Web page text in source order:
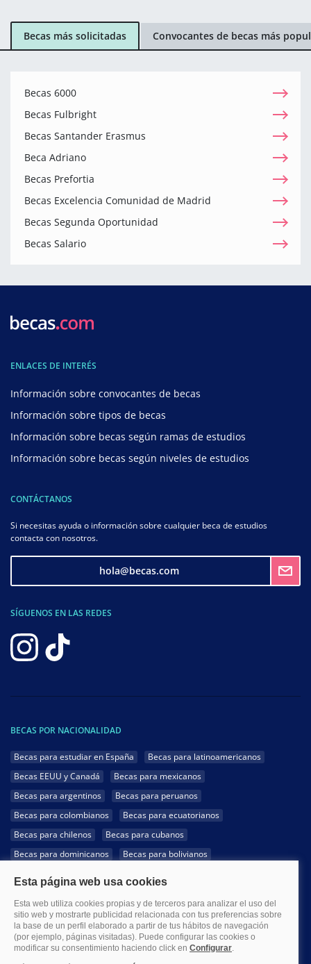
Becas más solicitadas Convocantes de becas más
Becas 6000
Becas Fulbright
Becas Santander Erasmus
Beca Adriano
Becas Prefortia
Becas Excelencia Comunidad de Madrid
Becas Segunda Oportunidad
Becas Salario
ENLACES DE INTERÉS
Información sobre convocantes de becas
Información sobre tipos de becas
Información sobre becas según ramas de estudios
Información sobre becas según niveles de estudios
CONTÁCTANOS
Si necesitas ayuda o información sobre cualquier beca de estudios
contacta con nosotros.
hola@becas.com
SÍGUENOS EN LAS REDES
BECAS POR NACIONALIDAD
Becas para estudiar en España
Becas para latinoamericanos
Becas EEUU y Canadá
Becas para mexicanos
Becas para argentinos
Becas para peruanos
Becas para colombianos
Becas para ecuatorianos
Becas para chilenos
Becas para cubanos
Becas para dominicanos
Becas para bolivianos
Becas para hondureños
Becas para paraguayos
Becas para uruguayos
Becas para salvadoreños